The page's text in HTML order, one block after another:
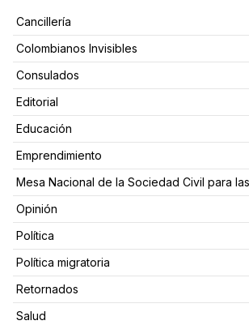
Cancillería
Colombianos Invisibles
Consulados
Editorial
Educación
Emprendimiento
Mesa Nacional de la Sociedad Civil para
Opinión
Política
Política migratoria
Retornados
Salud